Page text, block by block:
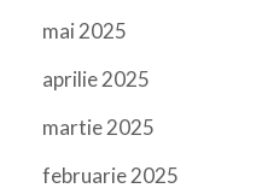
mai 2025
aprilie 2025
martie 2025
februarie 2025